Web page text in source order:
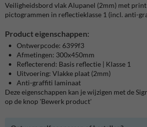
Veiligheidsbord vlak Alupanel (2mm) met
pictogrammen in reflectieklasse 1 (incl. anti-
Product eigenschappen:
Ontwerpcode: 6399f3
Afmetingen: 300x450mm
Reflecterend: Basis reflectie | Klasse 1
Uitvoering: Vlakke plaat (2mm)
Anti-graffiti laminaat
Deze eigenschappen kan je wijzigen met de
op de knop 'Bewerk product'